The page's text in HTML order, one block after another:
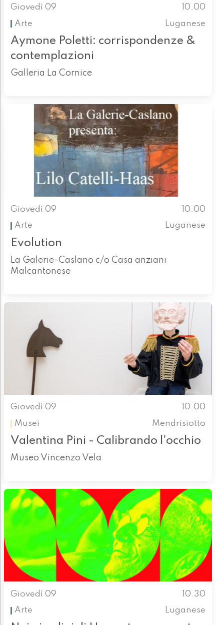
Giovedì 09
10.00
Arte
Luganese
Aymone Poletti: corrispondenze &
contemplazioni
Galleria La Cornice
Giovedì 09
10.00
Arte
Luganese
Evolution
La Galerie-Caslano c/o Casa anziani
Malcantonese
Giovedì 09
10.00
Musei
Mendrisiotto
Valentina Pini - Calibrando l'occhio
Museo Vincenzo Vela
Giovedì 09
10.30
Arte
Luganese